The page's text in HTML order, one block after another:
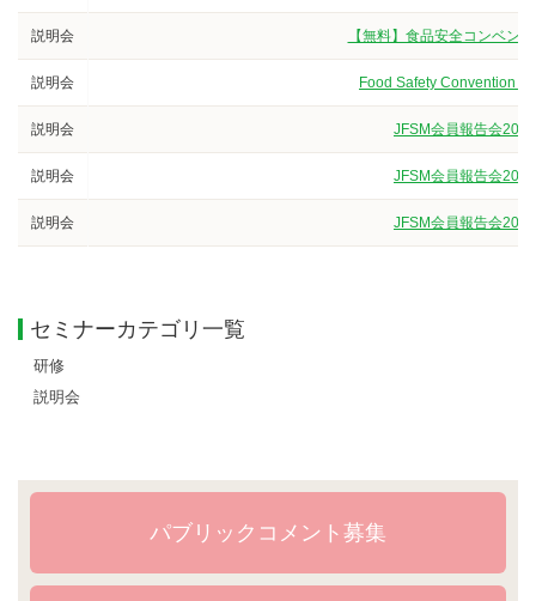
説明会 【無料】食品安全コンベン
説明会 Food Safety Convention
説明会 JFSM会員報告会
説明会 JFSM会員報告会
説明会 JFSM会員報告会
セミナーカテゴリ一覧
研修
説明会
パブリックコメント募集